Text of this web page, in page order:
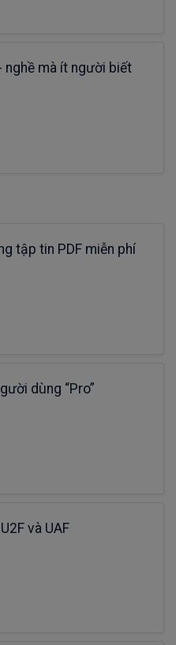
nghề mà ít người biết
tập tin PDF miễn phí
dùng “Pro”
và UAF